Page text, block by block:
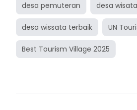
desa pemuteran desa
desa wissata terbaik UN
Best Tourism Village 2025